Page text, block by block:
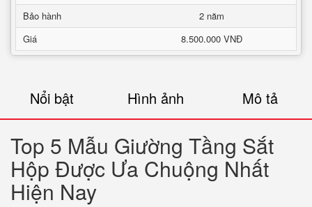
Bảo hành
2 năm
Giá
8.500.000 VNĐ
Nổi bật Hình ảnh Mô tả
Top 5 Mẫu Giường Tầng Sắt
Hộp Được Ưa Chuộng Nhất
Hiện Nay